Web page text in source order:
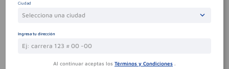
Sin comentarios.
Te puede interesar
Ciudad
Selecciona una ciudad
Ingresa tu dirección
Al continuar aceptas los Términos y Condiciones .